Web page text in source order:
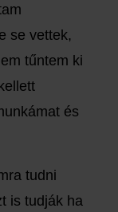
se vettek,
tűntem ki
és
tudni
is tudják ha